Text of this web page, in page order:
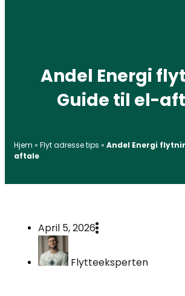
Andel Energi
Guide til el-
Hjem » Flyt adresse tips » Andel Energi
aftale
April 5, 2026
Flytteeksperten